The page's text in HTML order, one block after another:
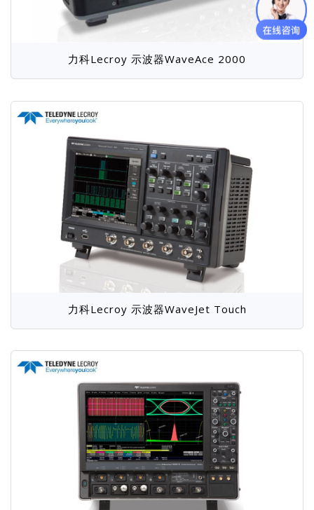
力科Lecroy 示波器WaveAce 2000
力科Lecroy 示波器WaveJet Touch